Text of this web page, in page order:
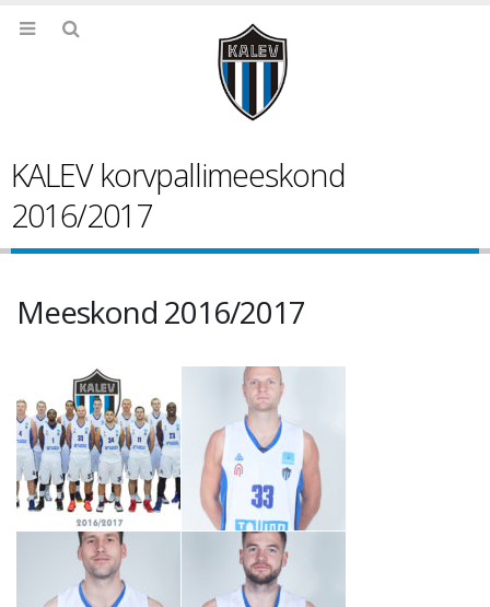
KALEV korvpallimeeskond
2016/2017
Meeskond 2016/2017